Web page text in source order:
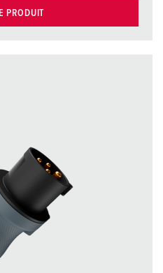
PRODUIT